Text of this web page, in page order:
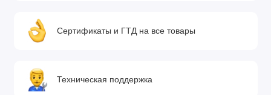
Сертификаты и ГТД на все товары
Техническая поддержка